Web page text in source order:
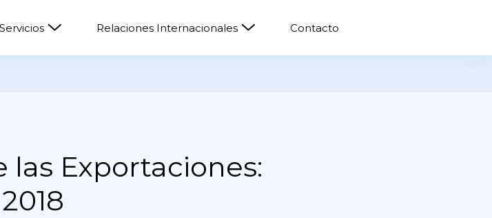
Servicios Relaciones Internacionales Contacto
Exportaciones: